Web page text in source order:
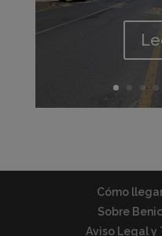
Cómo
Sobre
Aviso Legal y